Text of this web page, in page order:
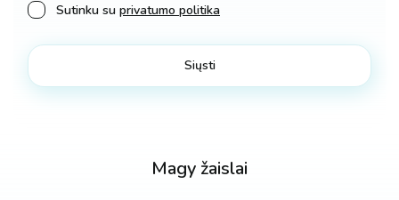
Sutinku su privatumo politika
Magy žaislai